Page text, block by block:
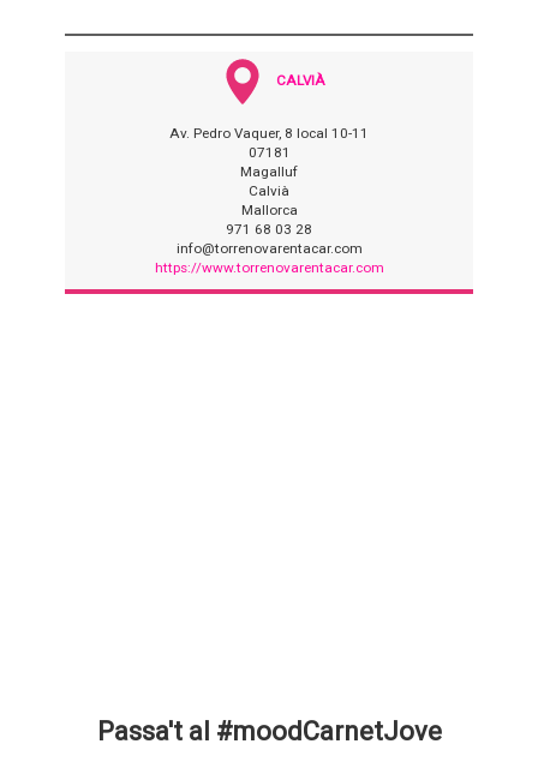
CALVIÀ
Av. Pedro Vaquer, 8 local 10-11
07181
Magalluf
Calvià
Mallorca
971 68 03 28
info@torrenovarentacar.com
https://www.torrenovarentacar.com
Passa't al #moodCarnetJove